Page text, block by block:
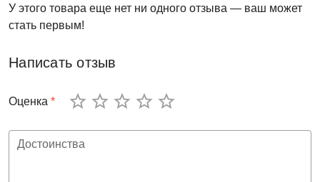
Написать отзыв
Оценка *
Достоинства
У этого товара еще нет ни одного отзыва — ваш может
стать первым!